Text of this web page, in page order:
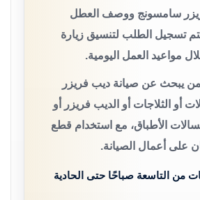
سامسونج ووصف العطل
تسجيل الطلب لتنسيق زيارة
مواعيد العمل اليومية.
يبحث عن صيانة ديب فريزر
أو الثلاجات أو الديب فريزر أو
الأطباق، مع استخدام قطع
على أعمال الصيانة.
من التاسعة صباحًا حتى الحادية